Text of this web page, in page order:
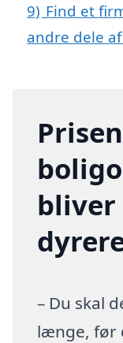
9) Find et
andre dele
bliver
– Du skal
længe, før